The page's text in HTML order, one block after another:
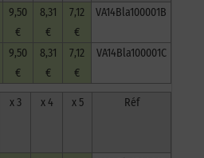
9,50
€
8,31
€
7,12
€
VA14Bla100001B
9,50
€
8,31
€
7,12
€
VA14Bla100001C
x 3 x 4 x 5 Réf